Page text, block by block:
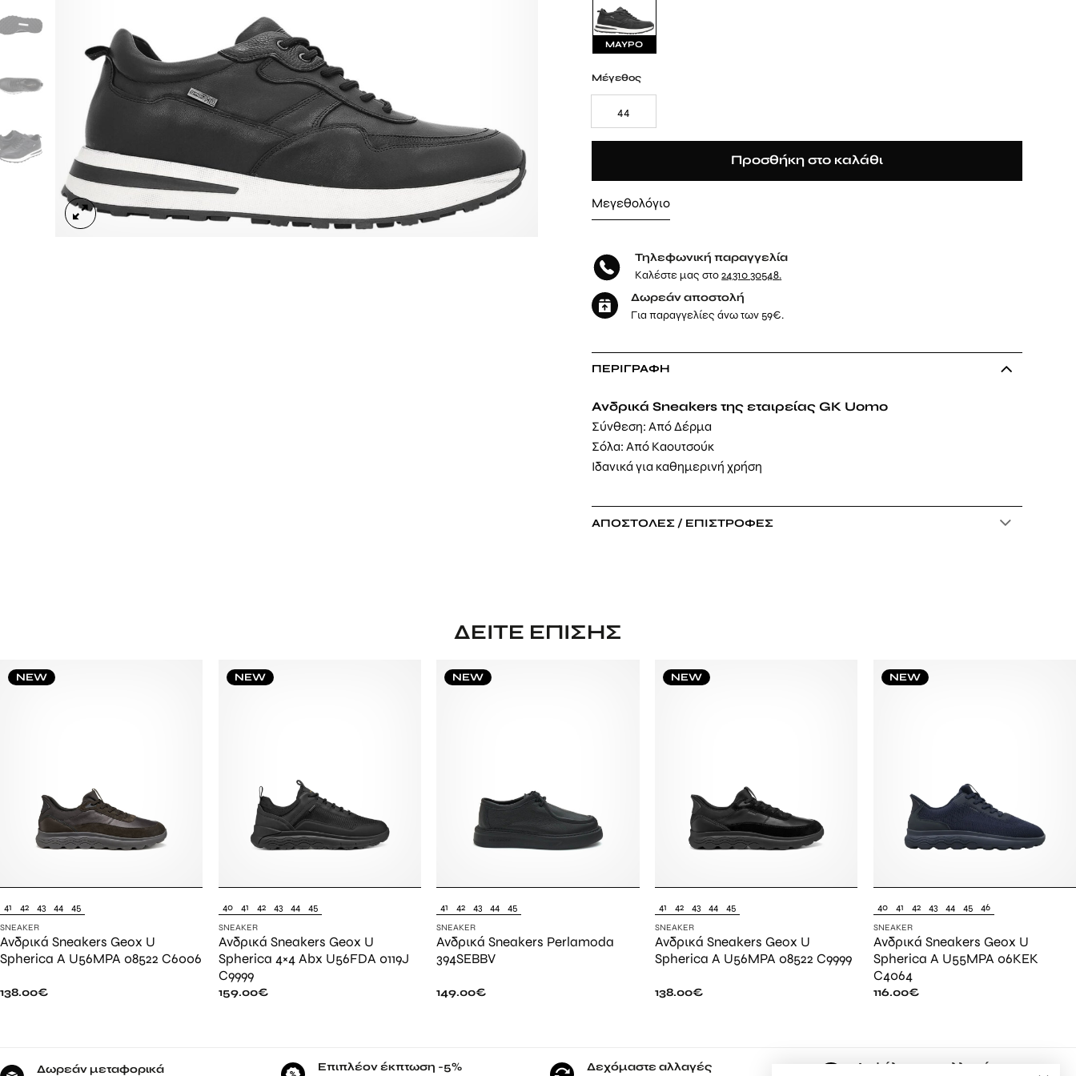
ΜΑΥΡΟ
Μέγεθος
44
Προσθήκη στο καλάθι
Μεγεθολόγιο
Τηλεφωνική παραγγελία
Καλέστε μας στο24310 30548.
Δωρεάν αποστολή
Για παραγγελίες άνω των 59€.
ΠΕΡΙΓΡΑΦΉ
Ανδρικά Sneakers της εταιρείας GK Uomo
Σύνθεση: Από Δέρμα
Σόλα: Από Καουτσούκ
Ιδανικά για καθημερινή χρήση
ΑΠΟΣΤΟΛΈΣ / ΕΠΙΣΤΡΟΦΈΣ
ΔΕΊΤΕ ΕΠΊΣΗΣ
NEW
41 42 43 44 45
SNEAKER
Ανδρικά Sneakers Geox U
Spherica A U56MPA 08522 C6006
138.00€
NEW
40 41 42 43 44 45
SNEAKER
Ανδρικά Sneakers Geox U
Spherica 4×4 Abx U56FDA 0119J
C9999
159.00€
NEW
41 42 43 44 45
SNEAKER
Ανδρικά Sneakers Perlamoda
394SEBBV
149.00€
NEW
41 42 43 44 45
SNEAKER
Ανδρικά Sneakers Geox U
Spherica A U56MPA 08522 C9999
138.00€
NEW
40 41 42 43 44 45 46
SNEAKER
Ανδρικά Sneakers Geox U
Spherica A U55MPA 06KEK
C4064
116.00€
Δωρεάν μεταφορικά Επιπλέον έκπτωση -5% Δεχόμαστε αλλαγές Ασφάλεια συναλλαγών